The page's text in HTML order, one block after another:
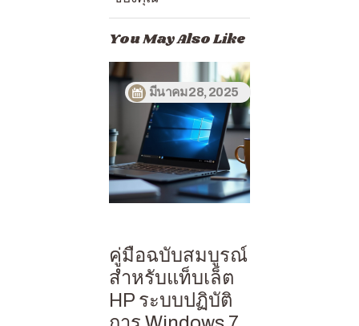
You May Also Like
มีนาคม 28, 2025
คู่มือฉบับสมบูรณ์
สำหรับแท็บเล็ต
HP ระบบปฏิบัติ